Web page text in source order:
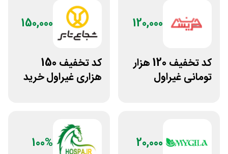
120,000
کد تخفیف 120 هزار
تومانی غیراول
150,000
کد تخفیف 150
هزاری غیراول خرید
20,000
100%